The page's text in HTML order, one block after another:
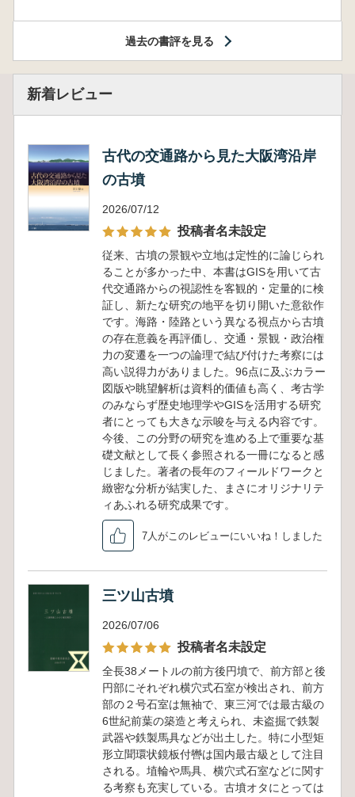
過去の書評を見る
新着レビュー
古代の交通路から見た大阪湾沿岸
の古墳
2026/07/12
投稿者名未設定
従来、古墳の景観や立地は定性的に論じられ
ることが多かった中、本書はGISを用いて古
代交通路からの視認性を客観的・定量的に検
証し、新たな研究の地平を切り開いた意欲作
です。海路・陸路という異なる視点から古墳
の存在意義を再評価し、交通・景観・政治権
力の変遷を一つの論理で結び付けた考察には
高い説得力がありました。96点に及ぶカラー
図版や眺望解析は資料的価値も高く、考古学
のみならず歴史地理学やGISを活用する研究
者にとっても大きな示唆を与える内容です。
今後、この分野の研究を進める上で重要な基
礎文献として長く参照される一冊になると感
じました。著者の長年のフィールドワークと
緻密な分析が結実した、まさにオリジナリテ
ィあふれる研究成果です。
7人がこのレビューにいいね！しました
三ツ山古墳
2026/07/06
投稿者名未設定
全長38メートルの前方後円墳で、前方部と後
円部にそれぞれ横穴式石室が検出され、前方
部の２号石室は無袖で、東三河では最古級の
6世紀前葉の築造と考えられ、未盗掘で鉄製
武器や鉄製馬具などが出土した。特に小型矩
形立聞環状鏡板付轡は国内最古級として注目
される。埴輪や馬具、横穴式石室などに関す
る考察も充実している。古墳オタにとっては